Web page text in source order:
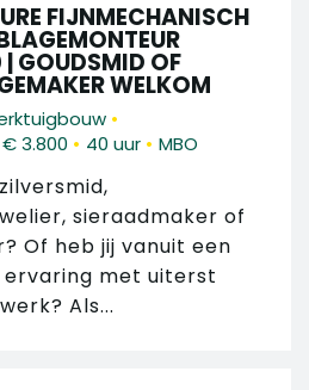
FIJNMECHANISCH
GOUDSMID OF
WELKOM
•
3.800 • 40 uur • MBO
sieraadmaker of
Of heb jij vanuit een
met uiterst
Als...